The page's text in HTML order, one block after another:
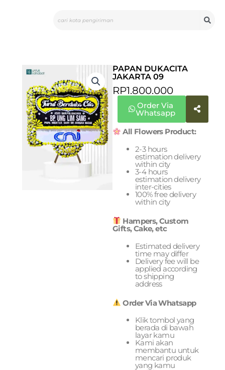
PAPAN DUKACITA
JAKARTA 09
RP1.800.000
Order Via
Whatsapp
All Flowers Product:
2-3 hours
estimation delivery
within city
3-4 hours
estimation delivery
inter-cities
100% free delivery
within city
Hampers, Custom
Gifts, Cake, etc
Estimated delivery
time may differ
Delivery fee will be
applied according
to shipping
address
Order Via Whatsapp
Klik tombol yang
berada di bawah
layar kamu
Kami akan
membantu untuk
mencari produk
yang kamu